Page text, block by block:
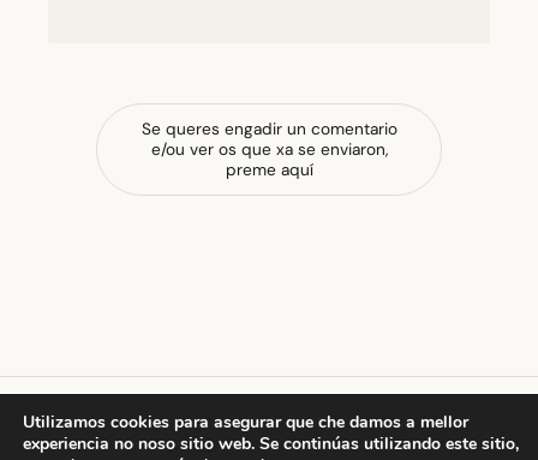
Se queres engadir un comentario
e/ou ver os que xa se enviaron,
preme aquí
Utilizamos cookies para asegurar que che damos a mellor
experiencia no noso sitio web. Se continúas utilizando este sitio,